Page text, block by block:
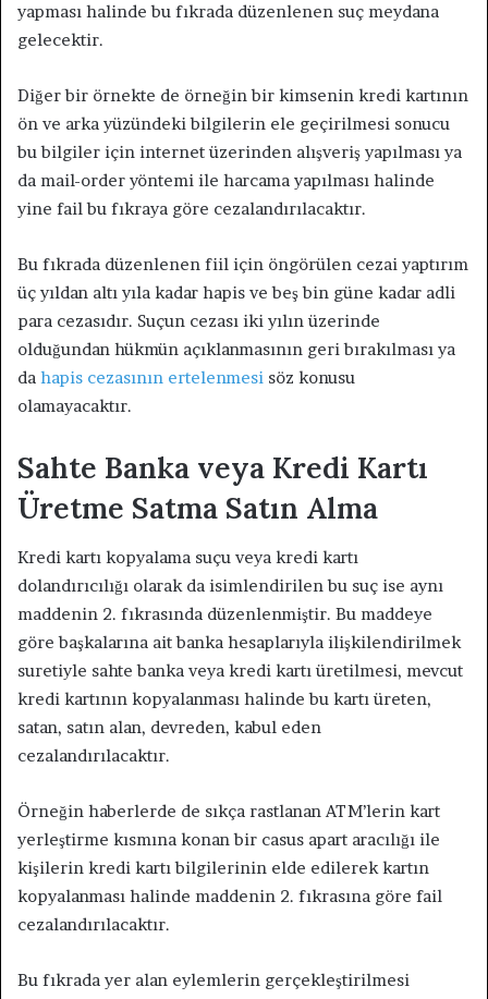
yapması halinde bu fıkrada düzenlenen suç meydana
gelecektir.
Diğer bir örnekte de örneğin bir kimsenin kredi kartının
ön ve arka yüzündeki bilgilerin ele geçirilmesi sonucu
bu bilgiler için internet üzerinden alışveriş yapılması ya
da mail-order yöntemi ile harcama yapılması halinde
yine fail bu fıkraya göre cezalandırılacaktır.
Bu fıkrada düzenlenen fiil için öngörülen cezai yaptırım
üç yıldan altı yıla kadar hapis ve beş bin güne kadar adli
para cezasıdır. Suçun cezası iki yılın üzerinde
olduğundan hükmün açıklanmasının geri bırakılması ya
da hapis cezasının ertelenmesi söz konusu
olamayacaktır.
Sahte Banka veya Kredi Kartı
Üretme Satma Satın Alma
Kredi kartı kopyalama suçu veya kredi kartı
dolandırıcılığı olarak da isimlendirilen bu suç ise aynı
maddenin 2. fıkrasında düzenlenmiştir. Bu maddeye
göre başkalarına ait banka hesaplarıyla ilişkilendirilmek
suretiyle sahte banka veya kredi kartı üretilmesi, mevcut
kredi kartının kopyalanması halinde bu kartı üreten,
satan, satın alan, devreden, kabul eden
cezalandırılacaktır.
Örneğin haberlerde de sıkça rastlanan ATM’lerin kart
yerleştirme kısmına konan bir casus apart aracılığı ile
kişilerin kredi kartı bilgilerinin elde edilerek kartın
kopyalanması halinde maddenin 2. fıkrasına göre fail
cezalandırılacaktır.
Bu fıkrada yer alan eylemlerin gerçekleştirilmesi